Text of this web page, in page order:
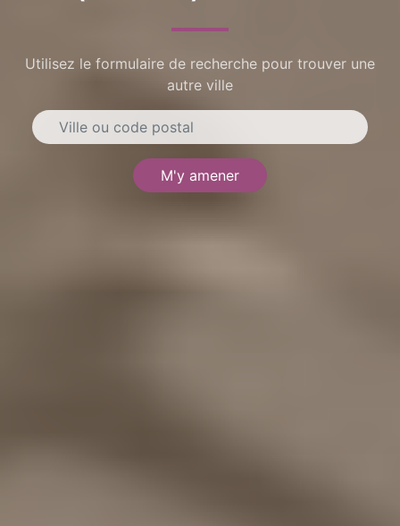
Utilisez le formulaire de recherche pour trouver une
autre ville
M'y amener